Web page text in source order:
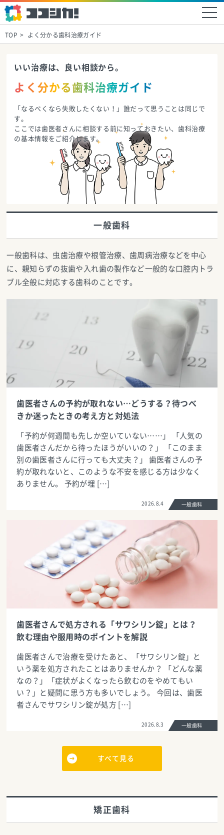
TOP よく分かる歯科治療ガイド
いい治療は、良い相談から。
よく分かる歯科治療ガイド
「なるべくなら失敗したくない！」誰だって思うことは同じで
す。
ここでは歯医者さんに相談する前に知っておきたい、歯科治療
の基本情報をご紹介します。
一般歯科
一般歯科は、虫歯治療や根管治療、歯周病治療などを中心
に、親知らずの抜歯や入れ歯の製作など一般的な口腔内トラ
ブル全般に対応する歯科のことです。
歯医者さんの予約が取れない…どうする？待つべ
きか迷ったときの考え方と対処法
「予約が何週間も先しか空いていない……」 「人気の
歯医者さんだから待ったほうがいいの？」 「このまま
別の歯医者さんに行っても大丈夫？」 歯医者さんの予
約が取れないと、このような不安を感じる方は少なく
ありません。 予約が埋 […]
2026.8.4 一般歯科
歯医者さんで処方される「サワシリン錠」とは？
飲む理由や服用時のポイントを解説
歯医者さんで治療を受けたあと、「サワシリン錠」と
いう薬を処方されたことはありませんか？ 「どんな薬
なの？」「症状がよくなったら飲むのをやめてもい
い？」と疑問に思う方も多いでしょう。 今回は、歯医
者さんでサワシリン錠が処方 […]
2026.8.3 一般歯科
すべて見る
矯正歯科